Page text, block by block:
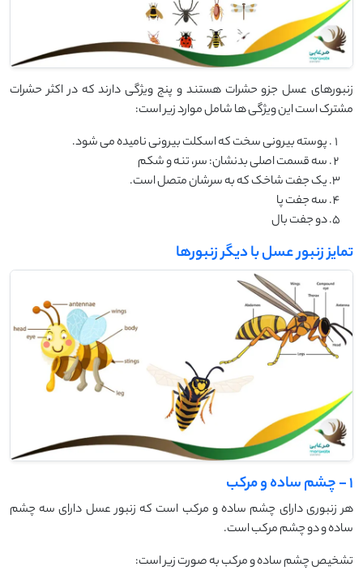
زنبورهای عسل جزو حشرات هستند و پنج ویژگی دارند که در اکثر حشرات
مشترک است این ویژگی ها شامل موارد زیر است:
پوسته بیرونی سخت که اسکلت بیرونی نامیده می شود.
سه قسمت اصلی بدنشان: سر، تنه و شکم
یک جفت شاخک که به سرشان متصل است.
سه جفت پا
دو جفت بال
تمایز زنبور عسل با دیگر زنبورها
1 - چشم ساده و مرکب
هر زنبوری دارای چشم ساده و مرکب است که زنبور عسل دارای سه چشم
ساده و دو چشم مرکب است.
تشخیص چشم ساده و مرکب به صورت زیر است: